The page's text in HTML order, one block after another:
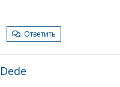
Ответить
Dede